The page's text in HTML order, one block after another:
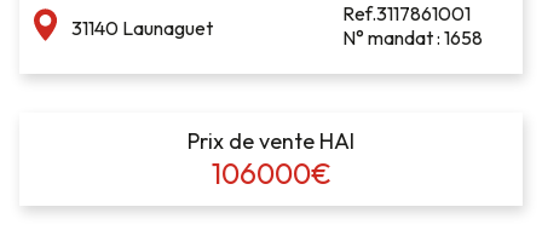
31140 Launaguet
Ref.3117861001
N° mandat : 1658
Prix de vente HAI
106000€